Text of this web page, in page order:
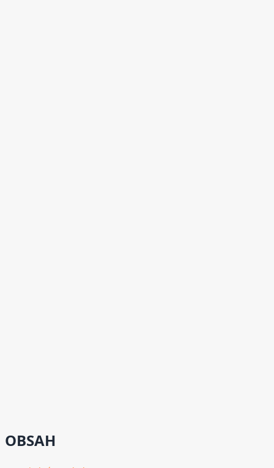
OBSAH